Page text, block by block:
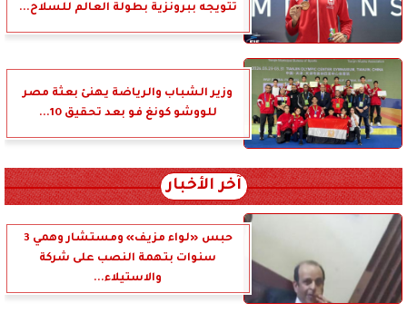
تتويجه ببرونزية بطولة العالم للسلاح...
وزير الشباب والرياضة يهنئ بعثة مصر
للووشو كونغ فو بعد تحقيق 10...
آخر الأخبار
حبس «لواء مزيف» ومستشار وهمي 3
سنوات بتهمة النصب على شركة
والاستيلاء...